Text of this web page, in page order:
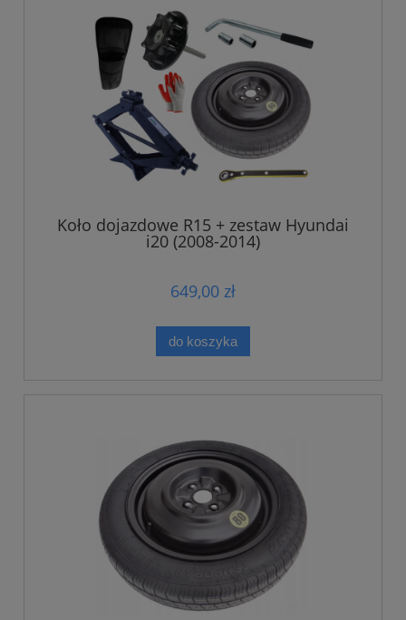
Koło dojazdowe R15 + zestaw Hyundai
i20 (2008-2014)
649,00 zł
do koszyka